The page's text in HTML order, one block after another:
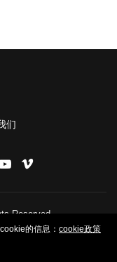
的信息： cookie政策
们
Reserved.